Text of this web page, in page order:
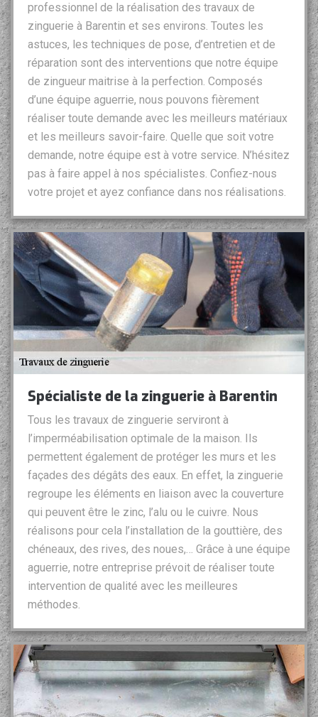
professionnel de la réalisation des travaux de
zinguerie à Barentin et ses environs. Toutes les
astuces, les techniques de pose, d’entretien et de
réparation sont des interventions que notre équipe
de zingueur maitrise à la perfection. Composés
d’une équipe aguerrie, nous pouvons fièrement
réaliser toute demande avec les meilleurs matériaux
et les meilleurs savoir-faire. Quelle que soit votre
demande, notre équipe est à votre service. N’hésitez
pas à faire appel à nos spécialistes. Confiez-nous
votre projet et ayez confiance dans nos réalisations.
Spécialiste de la zinguerie à Barentin
Tous les travaux de zinguerie serviront à
l’imperméabilisation optimale de la maison. Ils
permettent également de protéger les murs et les
façades des dégâts des eaux. En effet, la zinguerie
regroupe les éléments en liaison avec la couverture
qui peuvent être le zinc, l’alu ou le cuivre. Nous
réalisons pour cela l’installation de la gouttière, des
chéneaux, des rives, des noues,… Grâce à une équipe
aguerrie, notre entreprise prévoit de réaliser toute
intervention de qualité avec les meilleures
méthodes.